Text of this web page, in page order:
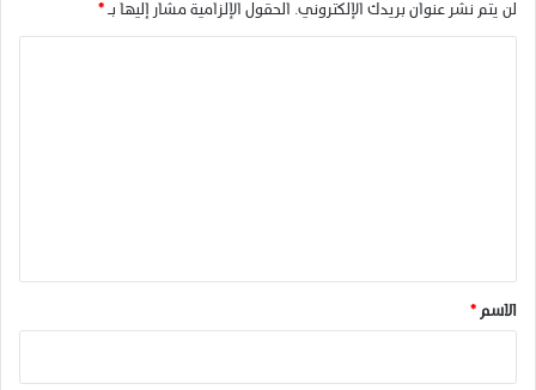
يلن يتم نشر عنوان بريدك الإلكتروني. الحقول الإلزامية مشار إليها بـ *
*الاسم *